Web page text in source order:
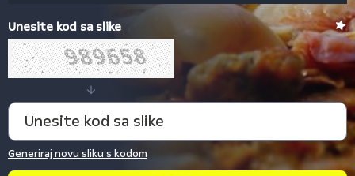
Generiraj novu sliku s kodom
Unesite kod sa slike